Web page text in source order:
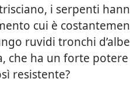
i serpenti
cui è
ruvidi tronchi
che ha un forte
resistente?